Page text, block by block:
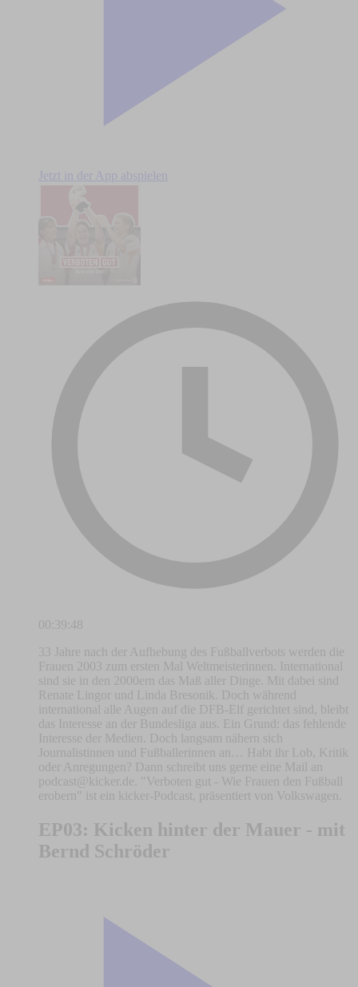
Jetzt in der App abspielen
00:39:48
33 Jahre nach der Aufhebung des Fußballverbots werden die
Frauen 2003 zum ersten Mal Weltmeisterinnen. International
sind sie in den 2000ern das Maß aller Dinge. Mit dabei sind
Renate Lingor und Linda Bresonik. Doch während
international alle Augen auf die DFB-Elf gerichtet sind, bleibt
das Interesse an der Bundesliga aus. Ein Grund: das fehlende
Interesse der Medien. Doch langsam nähern sich
Journalistinnen und Fußballerinnen an… Habt ihr Lob, Kritik
oder Anregungen? Dann schreibt uns gerne eine Mail an
podcast@kicker.de . "Verboten gut - Wie Frauen den Fußball
erobern" ist ein kicker-Podcast, präsentiert von Volkswagen.
EP03: Kicken hinter der Mauer - mit
Bernd Schröder